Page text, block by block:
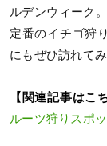
ルデンウィーク
定番のイチゴ狩
にもぜひ訪れて
【関連記事はこ
ルーツ狩りスポ